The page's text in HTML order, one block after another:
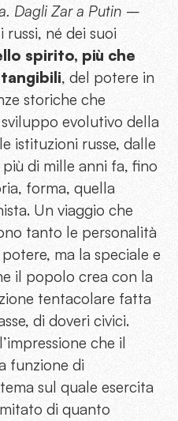
Dagli Zar a Putin –
né dei suoi
spirito, più che
, del potere in
storiche che
evolutivo della
istituzioni russe, dalle
di mille anni fa, fino
forma, quella
Un viaggio che
tanto le personalità
ma la speciale e
il popolo crea con la
tentacolare fatta
di doveri civici.
che il
funzione di
sul quale esercita
di quanto